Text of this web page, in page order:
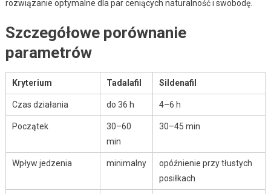
rozwiązanie optymalne dla par ceniących naturalność i swobodę.
Szczegółowe porównanie
parametrów
Kryterium Tadalafil Sildenafil
Czas działania do 36 h 4–6 h
Początek
30–60
min
30–45 min
Wpływ jedzenia minimalny
opóźnienie przy tłustych
posiłkach